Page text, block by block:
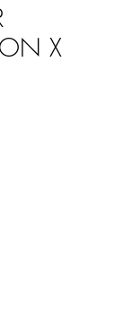
X